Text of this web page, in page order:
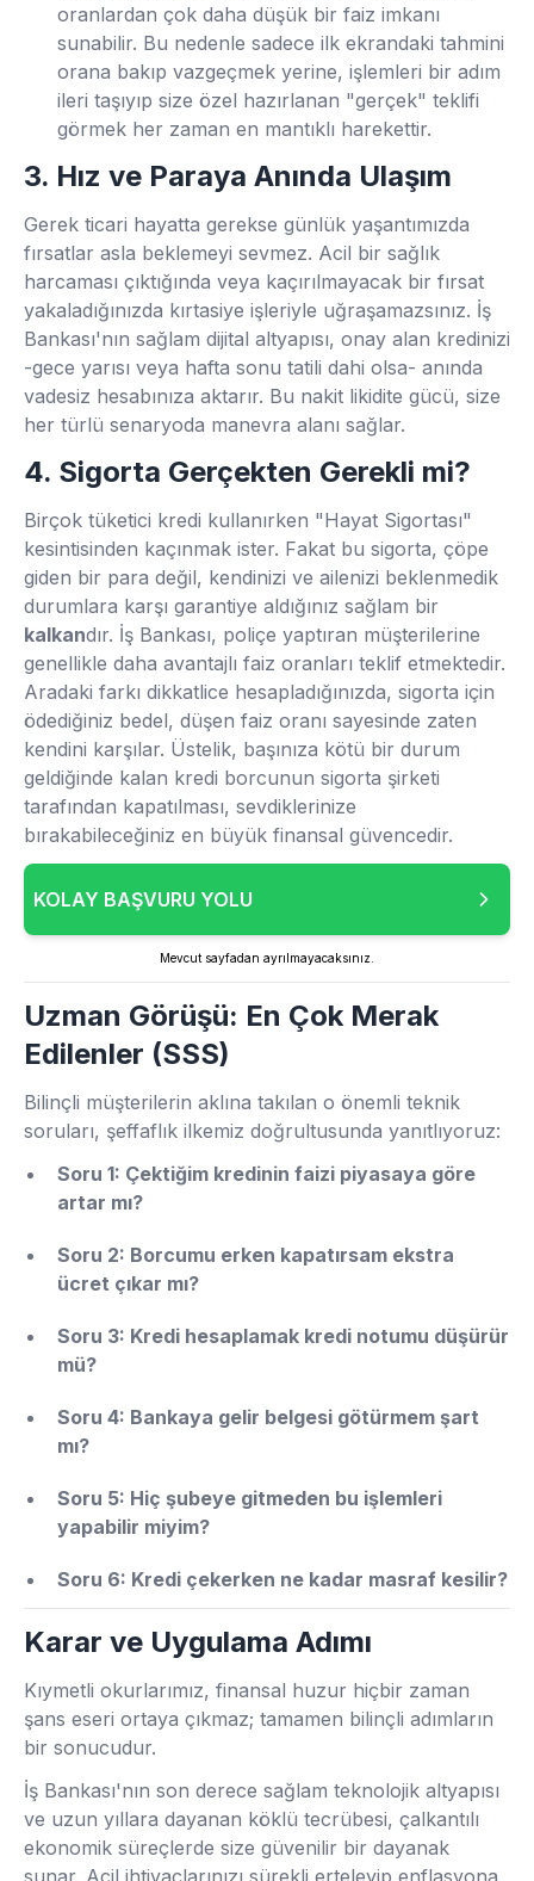
oranlardan çok daha düşük bir faiz imkanı
sunabilir. Bu nedenle sadece ilk ekrandaki tahmini
orana bakıp vazgeçmek yerine, işlemleri bir adım
ileri taşıyıp size özel hazırlanan "gerçek" teklifi
görmek her zaman en mantıklı harekettir.
3. Hız ve Paraya Anında Ulaşım
Gerek ticari hayatta gerekse günlük yaşantımızda
fırsatlar asla beklemeyi sevmez. Acil bir sağlık
harcaması çıktığında veya kaçırılmayacak bir fırsat
yakaladığınızda kırtasiye işleriyle uğraşamazsınız. İş
Bankası'nın sağlam dijital altyapısı, onay alan kredinizi
-gece yarısı veya hafta sonu tatili dahi olsa- anında
vadesiz hesabınıza aktarır. Bu nakit likidite gücü, size
her türlü senaryoda manevra alanı sağlar.
4. Sigorta Gerçekten Gerekli mi?
Birçok tüketici kredi kullanırken "Hayat Sigortası"
kesintisinden kaçınmak ister. Fakat bu sigorta, çöpe
giden bir para değil, kendinizi ve ailenizi beklenmedik
durumlara karşı garantiye aldığınız sağlam bir
kalkandır. İş Bankası, poliçe yaptıran müşterilerine
genellikle daha avantajlı faiz oranları teklif etmektedir.
Aradaki farkı dikkatlice hesapladığınızda, sigorta için
ödediğiniz bedel, düşen faiz oranı sayesinde zaten
kendini karşılar. Üstelik, başınıza kötü bir durum
geldiğinde kalan kredi borcunun sigorta şirketi
tarafından kapatılması, sevdiklerinize
bırakabileceğiniz en büyük finansal güvencedir.
KOLAY BAŞVURU YOLU
Mevcut sayfadan ayrılmayacaksınız.
Uzman Görüşü: En Çok Merak
Edilenler (SSS)
Bilinçli müşterilerin aklına takılan o önemli teknik
soruları, şeffaflık ilkemiz doğrultusunda yanıtlıyoruz:
Soru 1: Çektiğim kredinin faizi piyasaya göre
artar mı?
Soru 2: Borcumu erken kapatırsam ekstra
ücret çıkar mı?
Soru 3: Kredi hesaplamak kredi notumu düşürür
mü?
Soru 4: Bankaya gelir belgesi götürmem şart
mı?
Soru 5: Hiç şubeye gitmeden bu işlemleri
yapabilir miyim?
Soru 6: Kredi çekerken ne kadar masraf kesilir?
Karar ve Uygulama Adımı
Kıymetli okurlarımız, finansal huzur hiçbir zaman
şans eseri ortaya çıkmaz; tamamen bilinçli adımların
bir sonucudur.
İş Bankası'nın son derece sağlam teknolojik altyapısı
ve uzun yıllara dayanan köklü tecrübesi, çalkantılı
ekonomik süreçlerde size güvenilir bir dayanak
sunar. Acil ihtiyaçlarınızı sürekli erteleyip enflasyona